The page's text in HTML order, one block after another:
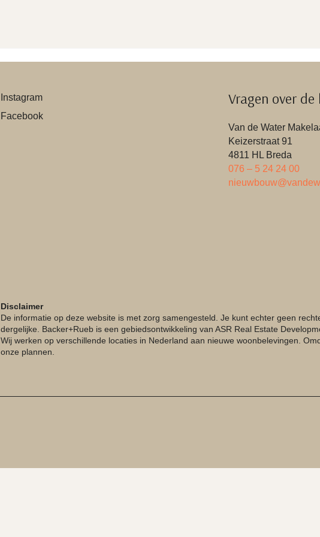
Instagram
Facebook
Vragen over de
Van de Water
Keizerstraat 91
4811 HL Breda
076 – 5 24 24 00
Disclaimer
De informatie op deze website is met zorg samengesteld. Je kunt echter geen
dergelijke. Backer+Rueb is een gebiedsontwikkeling van ASR Real Estate
Wij werken op verschillende locaties in Nederland aan nieuwe woonbelevingen.
onze plannen.